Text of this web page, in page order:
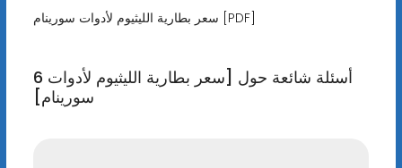
سعر بطارية الليثيوم لأدوات سورينام [PDF]
6 أسئلة شائعة حول [سعر بطارية الليثيوم لأدوات
سورينام]